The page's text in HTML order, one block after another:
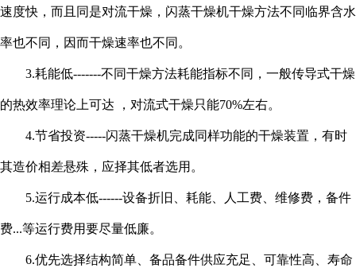
速度快，而且同是对流干燥，闪蒸干燥机干燥方法不同临界含水
率也不同，因而干燥速率也不同。
3.耗能低-------不同干燥方法耗能指标不同，一般传导式干燥
的热效率理论上可达 ，对流式干燥只能70%左右。
4.节省投资-----闪蒸干燥机完成同样功能的干燥装置，有时
其造价相差悬殊，应择其低者选用。
5.运行成本低------设备折旧、耗能、人工费、维修费，备件
费...等运行费用要尽量低廉。
6.优先选择结构简单、备品备件供应充足、可靠性高、寿命